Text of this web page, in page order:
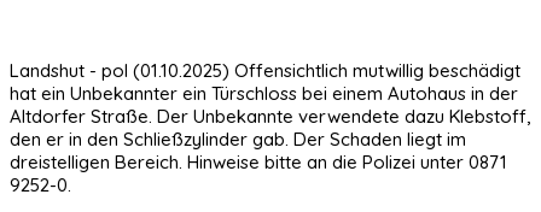
Landshut - pol (01.10.2025) Offensichtlich mutwillig beschädigt
hat ein Unbekannter ein Türschloss bei einem Autohaus in der
Altdorfer Straße. Der Unbekannte verwendete dazu Klebstoff,
den er in den Schließzylinder gab. Der Schaden liegt im
dreistelligen Bereich. Hinweise bitte an die Polizei unter 0871
9252-0.